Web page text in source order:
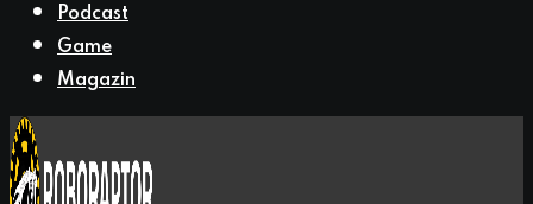
Podcast
Game
Magazin